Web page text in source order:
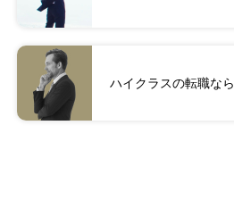
ハイクラスの転職なら